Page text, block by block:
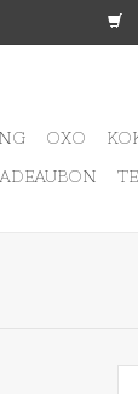
OXO